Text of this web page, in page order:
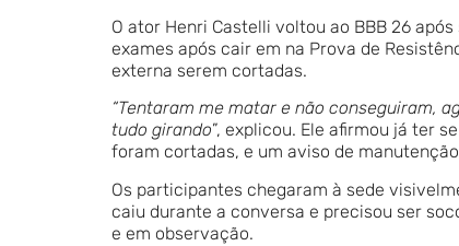
O ator Henri Castelli voltou ao BBB 26
exames após cair em na Prova de
externa serem cortadas.
“Tentaram me matar e não conseguiram,
tudo girando”, explicou. Ele afirmou já ter
foram cortadas, e um aviso de
Os participantes chegaram à sede
caiu durante a conversa e precisou ser
e em observação.